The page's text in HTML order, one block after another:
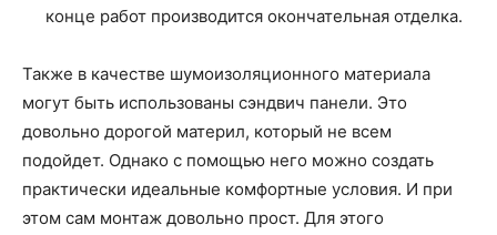
конце работ производится окончательная отделка.
Также в качестве шумоизоляционного материала
могут быть использованы сэндвич панели. Это
довольно дорогой материл, который не всем
подойдет. Однако с помощью него можно создать
практически идеальные комфортные условия. И при
этом сам монтаж довольно прост. Для этого